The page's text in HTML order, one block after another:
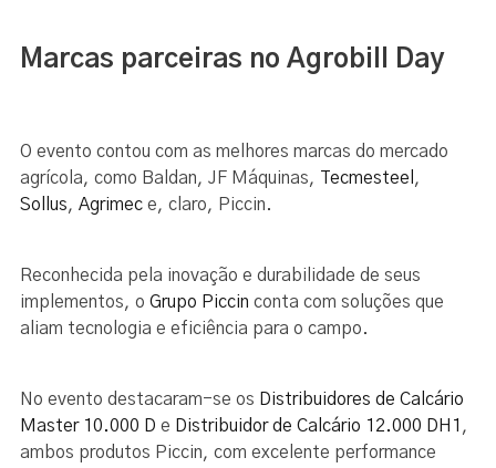
Marcas parceiras no Agrobill Day
O evento contou com as melhores marcas do mercado
agrícola, como Baldan, JF Máquinas, Tecmesteel ,
Sollus, Agrimec e, claro, Piccin.
Reconhecida pela inovação e durabilidade de seus
implementos, o Grupo Piccin conta com soluções que
aliam tecnologia e eficiência para o campo.
No evento destacaram-se os Distribuidores de Calcário
Master 10.000 D e Distribuidor de Calcário 12.000 DH1 ,
ambos produtos Piccin, com excelente performance